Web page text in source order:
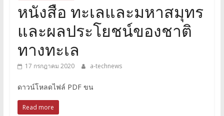
หนังสือ ทะเลและมหาสมุทร
และผลประโยชน์ของชาติ
ทางทะเล
17 กรกฎาคม 2020 a-technews
ดาวน์โหลดไฟล์ PDF ขน
Read more